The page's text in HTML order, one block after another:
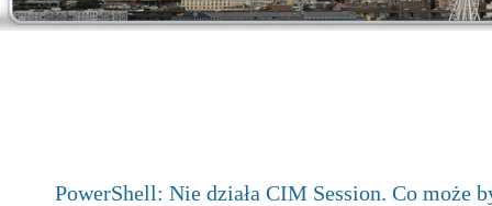
PowerShell: Nie działa CIM Session. Co może